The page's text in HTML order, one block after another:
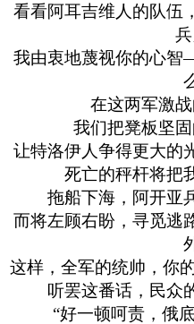
看看阿耳吉维人的队伍
兵
我由衷地蔑视你的心
在这两军激
我们把凳板坚
让特洛伊人争得更大
死亡的秤杆将把
拖船下海，阿开亚
而将左顾右盼，寻觅逃
这样，全军的统帅，你
听罢这番话，民众
“好一顿呵责，俄